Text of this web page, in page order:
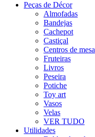
Peças de Décor
Almofadas
Bandejas
Cachepot
Castiçal
Centros de mesa
Fruteiras
Livros
Peseira
Potiche
Toy art
Vasos
Velas
VER TUDO
Utilidades